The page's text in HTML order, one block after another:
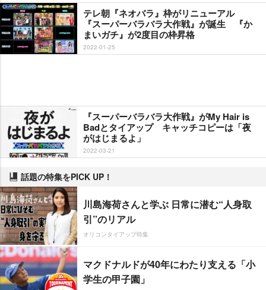
テレ朝『ネオバラ』枠がリニューアル
『スーパーバラバラ大作戦』が誕生 『か
まいガチ』が2度目の枠昇格
2022-01-25
『スーパーバラバラ大作戦』がMy Hair is
Badとタイアップ キャッチコピーは「夜
がはじまるよ」
2022-03-21
話題の特集をPICK UP！
川島海荷さんと学ぶ 日常に潜む“人身取
引”のリアル
オリコンタイアップ特集
マクドナルドが40年にわたり支える「小
学生の甲子園」